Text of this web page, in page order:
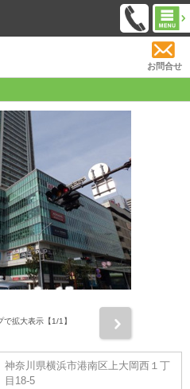
お問合せ
で拡大表示【1/1】
神奈川県横浜市港南区上大岡西１丁
目18-5